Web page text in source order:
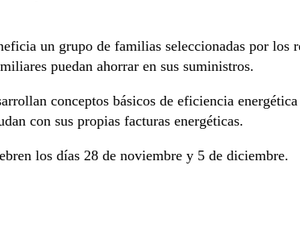
un grupo de familias seleccionadas por
puedan ahorrar en sus suministros.
conceptos básicos de eficiencia
con sus propias facturas energéticas.
los días 28 de noviembre y 5 de diciembre.